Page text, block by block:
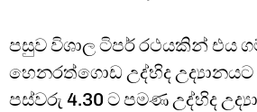
පසුව විශාල ටිපර් රථයකින් එය
හෙනරත්ගොඩ උද්භිද
පස්වරු 4.30 ට පමණ උද්භිද